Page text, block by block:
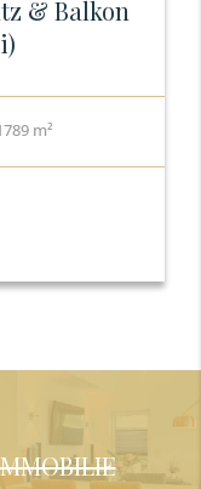
& Balkon
m²